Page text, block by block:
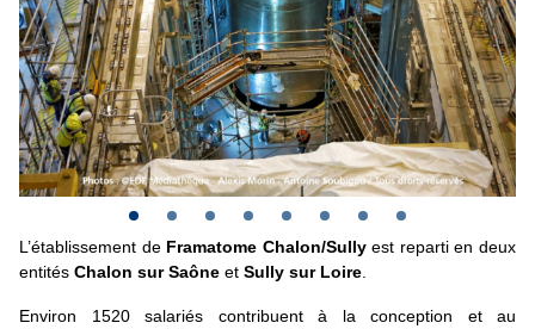
L’établissement de Framatome Chalon/Sullyest reparti en deux
entités Chalon sur Saône et Sully sur Loire
Environ 1520 salariés contribuent à la conception et au